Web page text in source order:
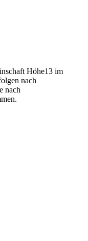
Höhe13 im
nach
nach